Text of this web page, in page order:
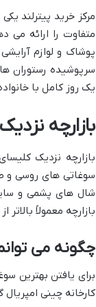
مرکز خرید پیترلند
متفاوت را ارائه می
پوشاک و لوازم
سرپوشیده رستوران
یک روز کامل با
بازارچه
بازارچه نزدیک
سوغاتی های روسی و
شال های پشمی و
بازارچه معمولاً
چگونه می
برای یافتن بهترین
کارخانه چینی